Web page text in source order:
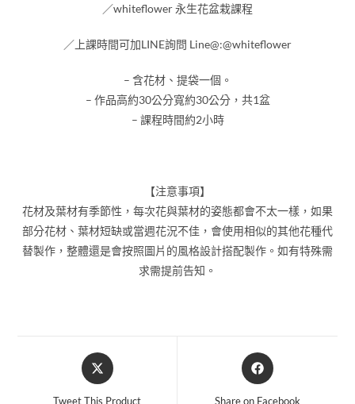
／whiteflower 永生花盆栽課程
／上課時間可加LINE詢問 Line@:@whiteflower
– 含花材、提袋一個。
– 作品高約30公分寬約30公分，共1盆
– 課程時間約2小時
【注意事項】
花材及葉材有季節性，每次花與葉材的姿態都會不太一樣，如果
部分花材、葉材短缺或當週花況不佳，會使用相似的其他花種代
替製作，整體還是會按照圖片的風格設計搭配製作。如有特殊需
求需提前告知。
Tweet This Product Share on Facebook